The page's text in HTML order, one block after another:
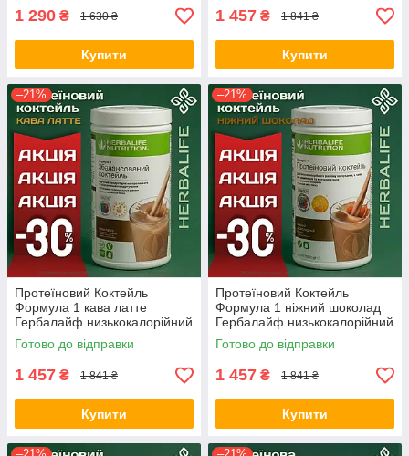
1 290 ₴ 1 630 ₴
Купити
1 457 ₴ 1 841 ₴
Купити
–21%
Протеїновий Коктейль
Формула 1 кава латте
Гербалайф низькокалорійний
для схуднення протеїновий
замінник їжі Оригінал
Готово до відправки
1 457 ₴ 1 841 ₴
Купити
–21%
Протеїновий Коктейль
Формула 1 ніжний шоколад
Гербалайф низькокалорійний
/ для схуднення / коктейль
Оригінал Herbalife Акція
Готово до відправки
1 457 ₴ 1 841 ₴
Купити